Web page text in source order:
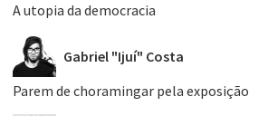
A utopia da democracia
Gabriel "Ijuí" Costa
Parem de choramingar pela exposição